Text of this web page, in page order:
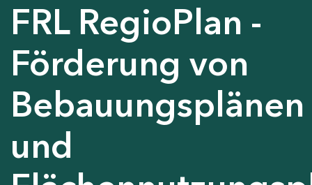
FRL RegioPlan -
Förderung von
Bebauungsplänen
und